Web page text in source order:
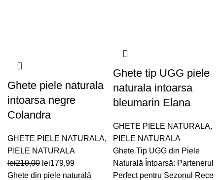
Ghete piele naturala
intoarsa negre
Colandra
GHETE PIELE NATURALA,
PIELE NATURALA
lei210,00 Prețul
inițial
lei179,99Prețul
curent
Ghete din piele naturală
Ghete tip UGG piele
naturala intoarsa
bleumarin Elana
GHETE PIELE NATURALA,
PIELE NATURALA
Ghete Tip UGG din Piele
Naturală Întoarsă: Partenerul
Perfect pentru Sezonul Rece